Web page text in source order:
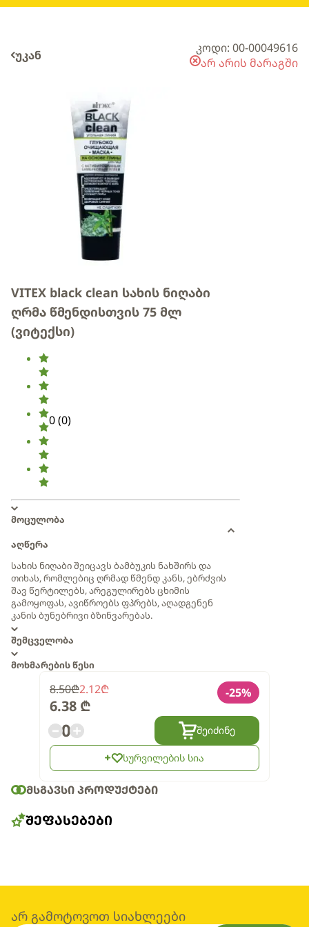
უკან
კოდი: 00-00049616
არ არის მარაგში
VITEX black clean სახის ნიღაბი
ღრმა წმენდისთვის 75 მლ
(ვიტექსი)
0(0)
მოცულობა
აღწერა
სახის ნიღაბი შეიცავს ბამბუკის ნახშირს და
თიხას, რომლებიც ღრმად წმენდ კანს, ებრძვის
შავ წერტილებს, არეგულირებს ცხიმის
გამოყოფას, ავიწროებს ფპრებს, აღადგენენ
კანის ბუნებრივი ბზინვარებას.
შემცველობა
მოხმარების წესი
8.50₾2.12₾
6.38 ₾
-25%
0 შეიძინე
სურვილების სია
ᲛᲡᲒᲐᲕᲡᲘ ᲞᲠᲝᲓᲣᲥᲢᲔᲑᲘ
ᲨᲔᲤᲐᲡᲔᲑᲔᲑᲘ
არ გამოტოვოთ სიახლეები